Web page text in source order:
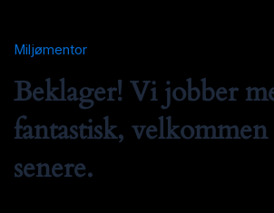
Miljømentor
Beklager! Vi jobber
fantastisk,
senere.